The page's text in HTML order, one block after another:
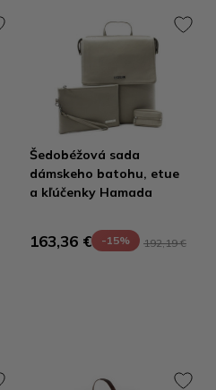
Šedobéžová sada
dámskeho batohu, etue
a kľúčenky Hamada
163,36 € -15% 192,19 €